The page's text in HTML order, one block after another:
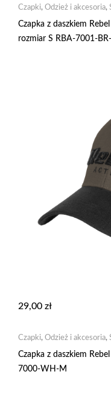
Czapki, Odzież i akcesoria,
Czapka z daszkiem
rozmiar S RBA-7001-
29,00 zł
Czapki, Odzież i akcesoria,
Czapka z daszkiem
7000-WH-M